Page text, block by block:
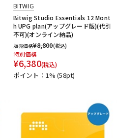
Native Instruments
NOVATION Nugen Audio
PG Music
Pitch Innovations
Positive Grid
Prominy
Radial
serato
SHURE
Sonarworks
BITWIG
Bitwig Studio Essentials 12 Mont
h UPG plan(アップグレード版)(代引
不可)(オンライン納品)
販売価格¥8,800(税込)
特別価格
¥6,380(税込)
ポイント：1%(58pt)